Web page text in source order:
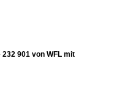
901 von WFL mit